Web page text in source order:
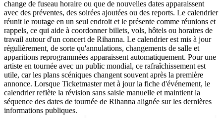
change de fuseau horaire ou que de nouvelles dates apparaissent
avec des préventes, des soirées ajoutées ou des reports. Le calendrier
réunit le routage en un seul endroit et le présente comme réunions et
rappels, ce qui aide à coordonner billets, vols, hôtels ou horaires de
travail autour d'un concert de Rihanna. Le calendrier est mis à jour
régulièrement, de sorte qu'annulations, changements de salle et
apparitions reprogrammées apparaissent automatiquement. Pour une
artiste en tournée avec un public mondial, ce rafraîchissement est
utile, car les plans scéniques changent souvent après la première
annonce. Lorsque Ticketmaster met à jour la fiche d'événement, le
calendrier reflète la révision sans saisie manuelle et maintient la
séquence des dates de tournée de Rihanna alignée sur les dernières
informations publiques.